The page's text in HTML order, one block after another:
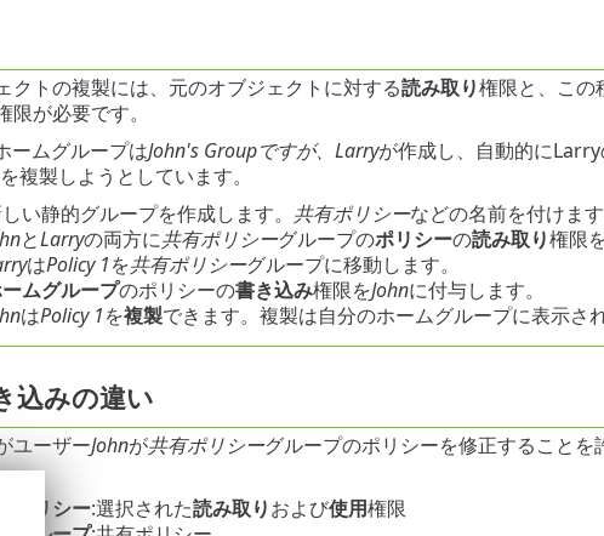
クトの複製には、元のオブジェクトに対する読み取り権限と、この
限が必要です。
ームグループはJohn's Groupですが、Larryが作成し、自動的に
を複製しようとしています。
い静的グループを作成します。 共有ポリシーなどの名前を付けます
とLarryの両方に共有ポリシーグループのポリシーの読み取り権限
はPolicy 1を共有ポリシーグループに移動します。
ムグループのポリシーの書き込み権限をJohnに付与します。
はPolicy 1を複製できます。複製は自分のホームグループに表示され
込みの違い
ユーザーJohnが共有ポリシーグループのポリシーを修正すること
ポリシー:選択された読み取りおよび使用権限